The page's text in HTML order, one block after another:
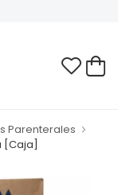
Parenterales
[Caja]